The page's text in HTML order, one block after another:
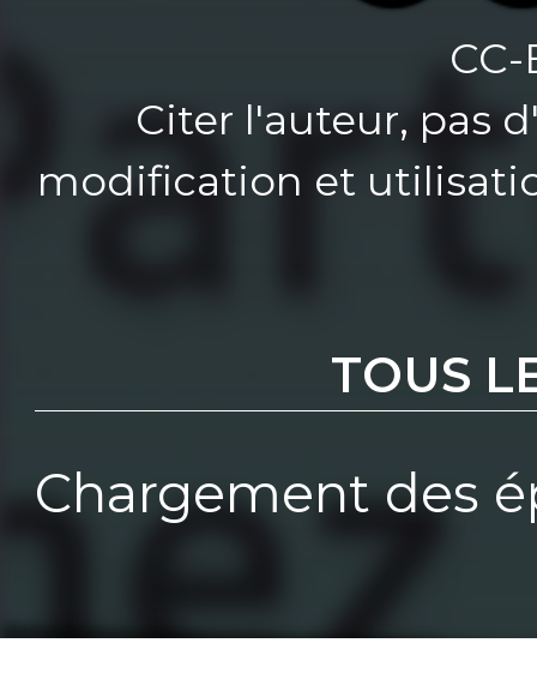
CC-
Citer l'auteur, pas
modification et
TOUS
Chargement des